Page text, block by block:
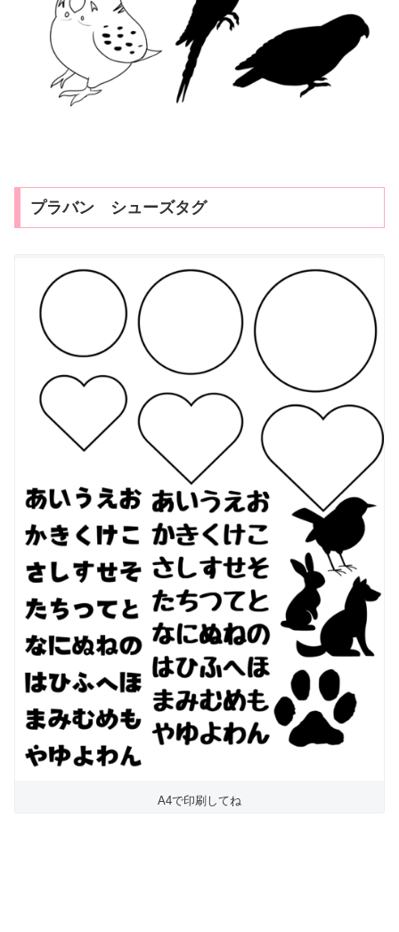
プラバン シューズタグ
A4で印刷してね